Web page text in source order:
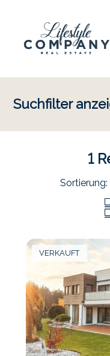
Suchfilter
1
Sortierung:
VERKAUFT